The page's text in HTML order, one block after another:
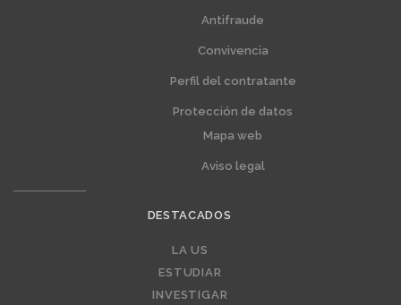
Antifraude
Convivencia
Perfil del contratante
Protección de datos
Mapa web
Aviso legal
DESTACADOS
LA US
ESTUDIAR
INVESTIGAR